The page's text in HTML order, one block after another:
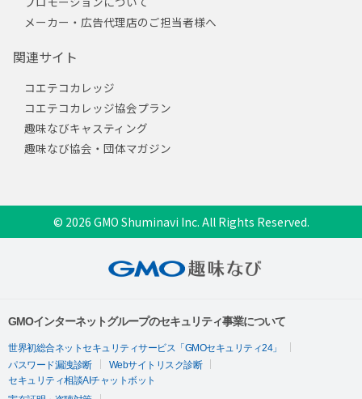
メーカー・広告代理店のご担当者様へ
関連サイト
コエテコカレッジ
コエテコカレッジ協会プラン
趣味なびキャスティング
趣味なび協会・団体マガジン
© 2026 GMO Shuminavi Inc. All Rights Reserved.